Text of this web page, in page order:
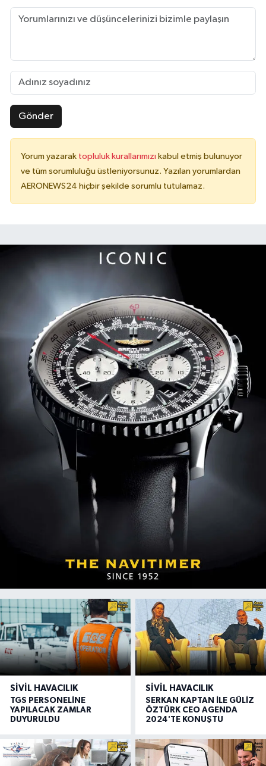
Gönder
Yorum yazarak topluluk kurallarımızı kabul etmiş bulunuyor
ve tüm sorumluluğu üstleniyorsunuz. Yazılan yorumlardan
AERONEWS24 hiçbir şekilde sorumlu tutulamaz.
SIVIL HAVACILIK
TGS PERSONELİNE
YAPILACAK ZAMLAR
DUYURULDU
SIVIL HAVACILIK
SERKAN KAPTAN İLE GÜLİZ
ÖZTÜRK CEO AGENDA
2024'TE KONUŞTU